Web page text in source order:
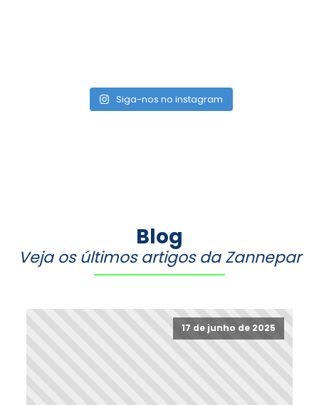
Siga-nos no instagram
Blog
Veja os últimos artigos da Zannepar
17 de junho de 2025